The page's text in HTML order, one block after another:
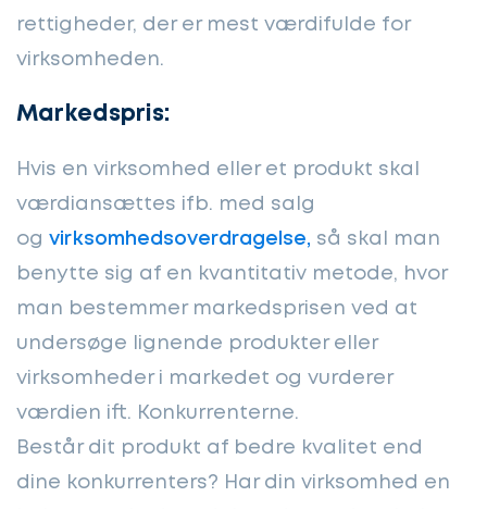
rettigheder, der er mest værdifulde for
virksomheden.
Markedspris:
Hvis en virksomhed eller et produkt skal
værdiansættes ifb. med salg
og virksomhedsoverdragelse, så skal man
benytte sig af en kvantitativ metode, hvor
man bestemmer markedsprisen ved at
undersøge lignende produkter eller
virksomheder i markedet og vurderer
værdien ift. Konkurrenterne.
Består dit produkt af bedre kvalitet end
dine konkurrenters? Har din virksomhed en